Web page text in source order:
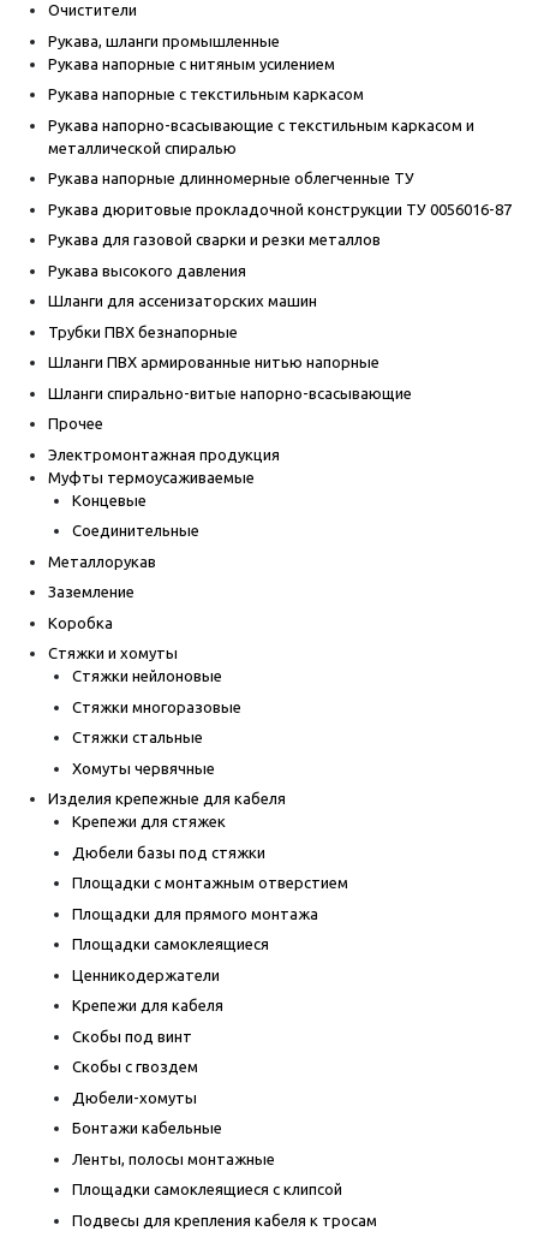
Очистители
Рукава, шланги промышленные
Рукава напорные с нитяным усилением
Рукава напорные с текстильным каркасом
Рукава напорно-всасывающие с текстильным каркасом и
металлической спиралью
Рукава напорные длинномерные облегченные ТУ
Рукава дюритовые прокладочной конструкции ТУ 0056016-87
Рукава для газовой сварки и резки металлов
Рукава высокого давления
Шланги для ассенизаторских машин
Трубки ПВХ безнапорные
Шланги ПВХ армированные нитью напорные
Шланги спирально-витые напорно-всасывающие
Прочее
Электромонтажная продукция
Муфты термоусаживаемые
Концевые
Соединительные
Металлорукав
Заземление
Коробка
Стяжки и хомуты
Стяжки нейлоновые
Стяжки многоразовые
Стяжки стальные
Хомуты червячные
Изделия крепежные для кабеля
Крепежи для стяжек
Дюбели базы под стяжки
Площадки с монтажным отверстием
Площадки для прямого монтажа
Площадки самоклеящиеся
Ценникодержатели
Крепежи для кабеля
Скобы под винт
Скобы с гвоздем
Дюбели-хомуты
Бонтажи кабельные
Ленты, полосы монтажные
Площадки самоклеящиеся с клипсой
Подвесы для крепления кабеля к тросам